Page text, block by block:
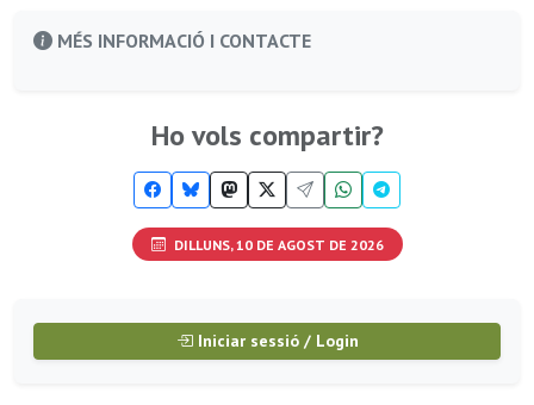
MÉS INFORMACIÓ I CONTACTE
Ho vols compartir?
DILLUNS, 10 DE AGOST DE 2026
Iniciar sessió / Login